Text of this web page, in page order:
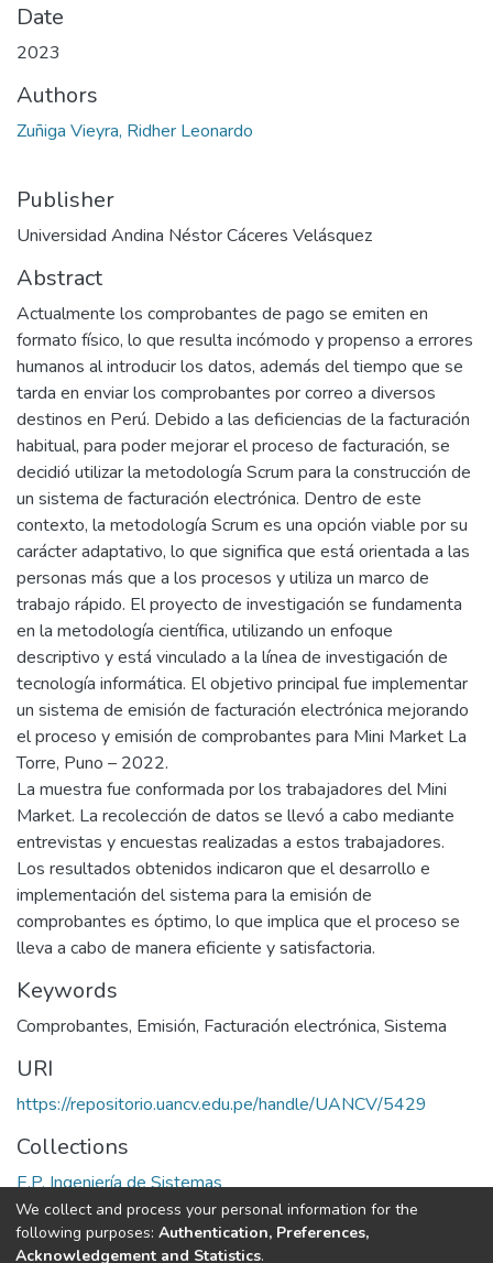
Date
2023
Authors
Zuñiga Vieyra, Ridher Leonardo
Publisher
Universidad Andina Néstor Cáceres Velásquez
Abstract
Actualmente los comprobantes de pago se emiten en
formato físico, lo que resulta incómodo y propenso a errores
humanos al introducir los datos, además del tiempo que se
tarda en enviar los comprobantes por correo a diversos
destinos en Perú. Debido a las deficiencias de la facturación
habitual, para poder mejorar el proceso de facturación, se
decidió utilizar la metodología Scrum para la construcción de
un sistema de facturación electrónica. Dentro de este
contexto, la metodología Scrum es una opción viable por su
carácter adaptativo, lo que significa que está orientada a las
personas más que a los procesos y utiliza un marco de
trabajo rápido. El proyecto de investigación se fundamenta
en la metodología científica, utilizando un enfoque
descriptivo y está vinculado a la línea de investigación de
tecnología informática. El objetivo principal fue implementar
un sistema de emisión de facturación electrónica mejorando
el proceso y emisión de comprobantes para Mini Market La
Torre, Puno – 2022.
La muestra fue conformada por los trabajadores del Mini
Market. La recolección de datos se llevó a cabo mediante
entrevistas y encuestas realizadas a estos trabajadores.
Los resultados obtenidos indicaron que el desarrollo e
implementación del sistema para la emisión de
comprobantes es óptimo, lo que implica que el proceso se
lleva a cabo de manera eficiente y satisfactoria.
Keywords
Comprobantes, Emisión, Facturación electrónica, Sistema
URI
https://repositorio.uancv.edu.pe/handle/UANCV/5429
Collections
E.P. Ingeniería de Sistemas
Full item page
We collect and process your personal information for the
following purposes: Authentication, Preferences,
Acknowledgement and Statistics.